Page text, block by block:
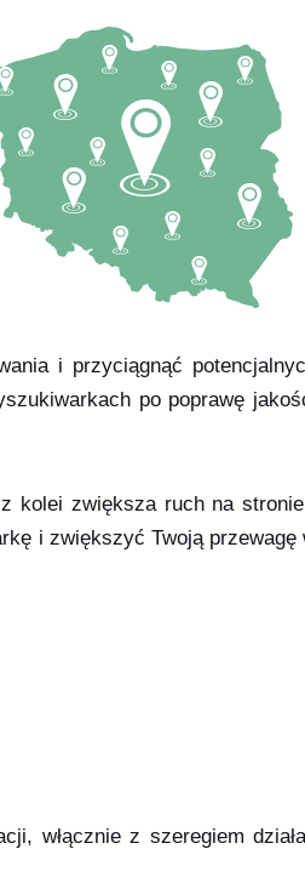
i przyciągnąć
po poprawę
kolei zwiększa ruch na
i zwiększyć Twoją przewagę
włącznie z szeregiem